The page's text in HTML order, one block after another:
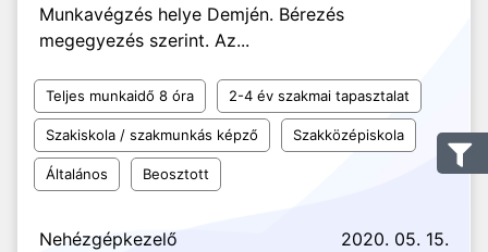
Munkavégzés helye Demjén. Bérezés
megegyezés szerint. Az...
Teljes munkaidő 8 óra 2-4 év szakmai tapasztalat
Szakiskola / szakmunkás képző Szakközépiskola
Általános Beosztott
Nehézgépkezelő 2020. 05. 15.